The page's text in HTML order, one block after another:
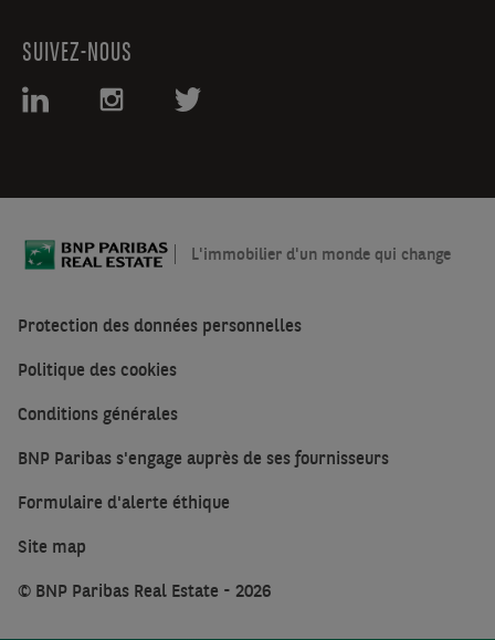
SUIVEZ-NOUS
L'immobilier d'un monde qui change
Protection des données personnelles
Politique des cookies
Conditions générales
BNP Paribas s'engage auprès de ses fournisseurs
Formulaire d'alerte éthique
Site map
© BNP Paribas Real Estate - 2026